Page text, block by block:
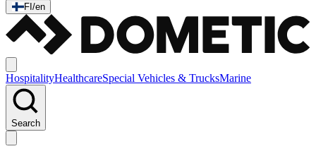
FI /en
HospitalityHealthcareSpecial Vehicles & TrucksMarine
Search